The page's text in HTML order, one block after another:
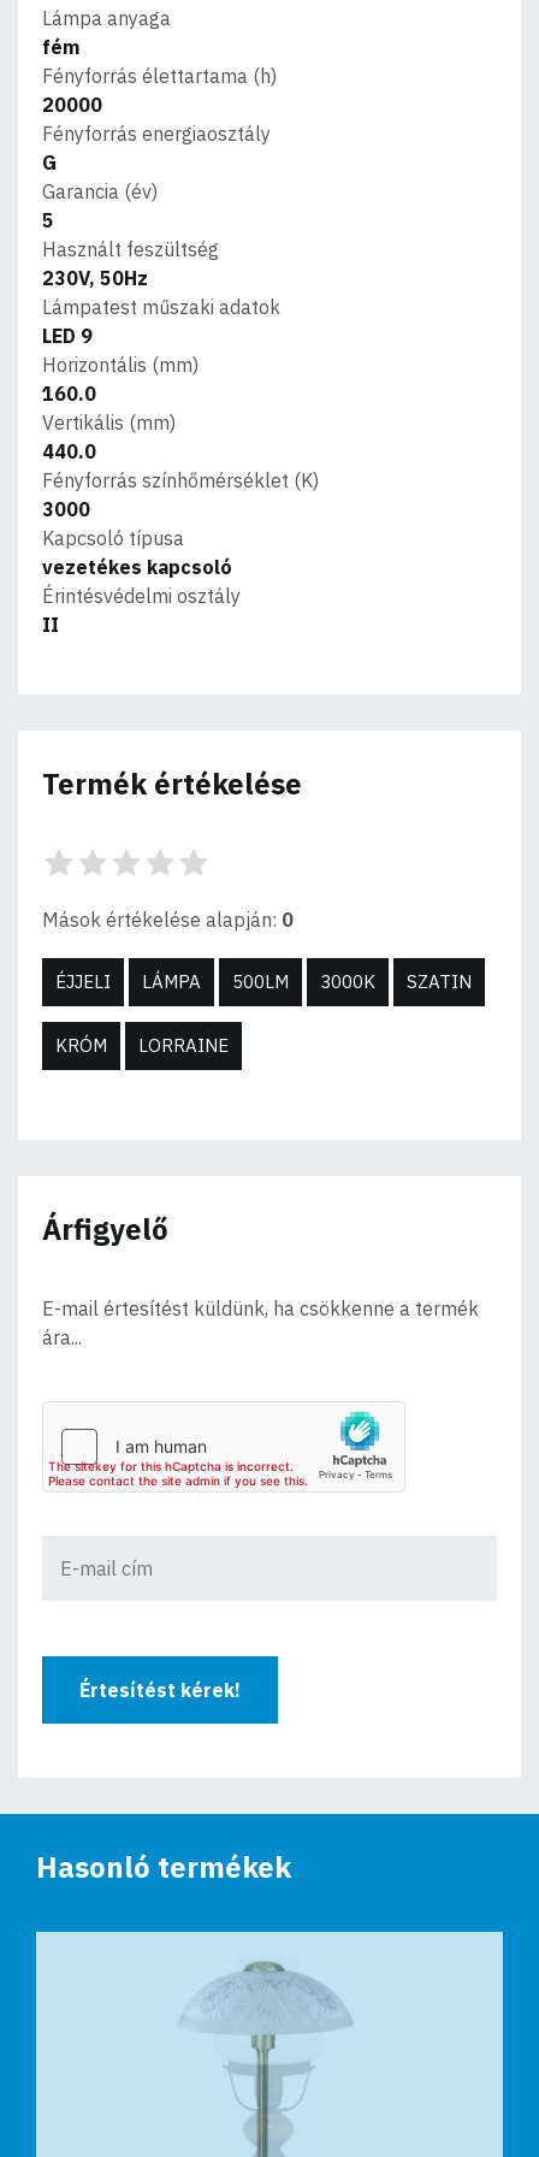
Lámpa anyaga
fém
Fényforrás élettartama (h)
20000
Fényforrás energiaosztály
G
Garancia (év)
5
Használt feszültség
230V, 50Hz
Lámpatest műszaki adatok
LED 9
Horizontális (mm)
160.0
Vertikális (mm)
440.0
Fényforrás színhőmérséklet (K)
3000
Kapcsoló típusa
vezetékes kapcsoló
Érintésvédelmi osztály
II
Termék értékelése
Mások értékelése alapján: 0
ÉJJELI LÁMPA 500LM 3000K SZATIN
KRÓM LORRAINE
Árfigyelő
E-mail értesítést küldünk, ha csökkenne a termék
ára...
Értesítést kérek!
Hasonló termékek